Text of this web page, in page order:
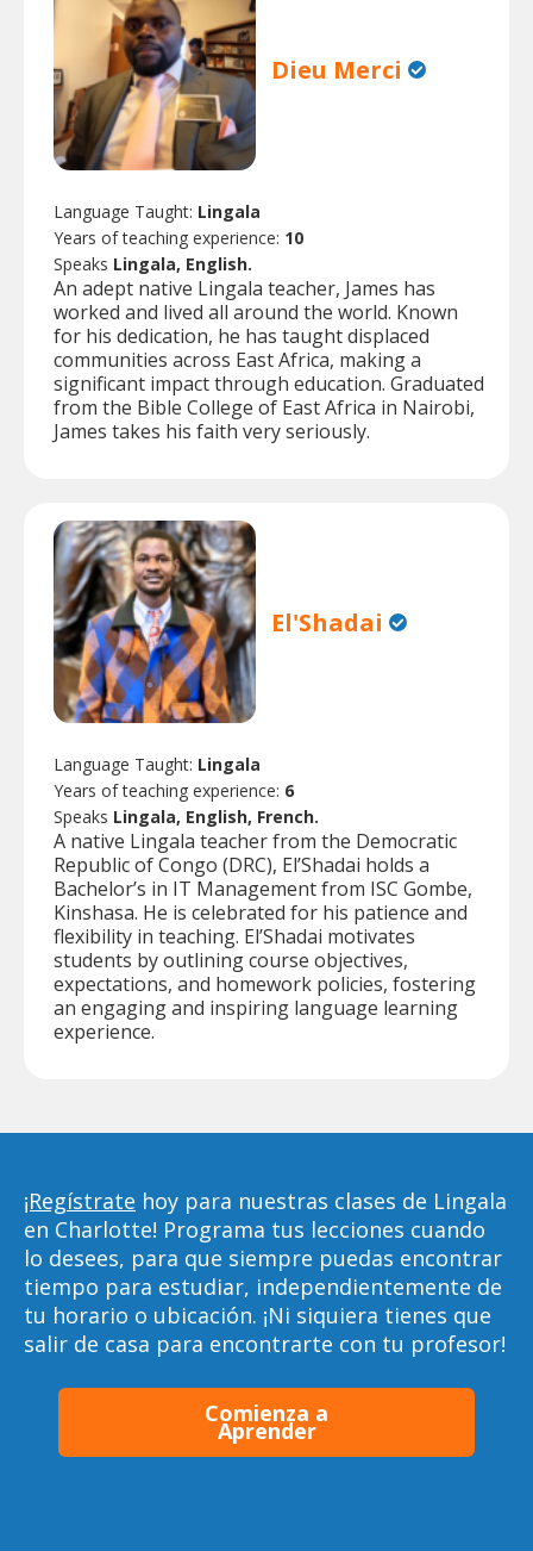
Dieu Merci
Language Taught: Lingala
Years of teaching experience: 10
Speaks Lingala, English.
An adept native Lingala teacher, James has
worked and lived all around the world. Known
for his dedication, he has taught displaced
communities across East Africa, making a
significant impact through education. Graduated
from the Bible College of East Africa in Nairobi,
James takes his faith very seriously.
El'Shadai
Language Taught: Lingala
Years of teaching experience: 6
Speaks Lingala, English, French.
A native Lingala teacher from the Democratic
Republic of Congo (DRC), El’Shadai holds a
Bachelor’s in IT Management from ISC Gombe,
Kinshasa. He is celebrated for his patience and
flexibility in teaching. El’Shadai motivates
students by outlining course objectives,
expectations, and homework policies, fostering
an engaging and inspiring language learning
experience.
¡Regístrate hoy para nuestras clases de Lingala
en Charlotte! Programa tus lecciones cuando
lo desees, para que siempre puedas encontrar
tiempo para estudiar, independientemente de
tu horario o ubicación. ¡Ni siquiera tienes que
salir de casa para encontrarte con tu profesor!
Comienza a
Aprender